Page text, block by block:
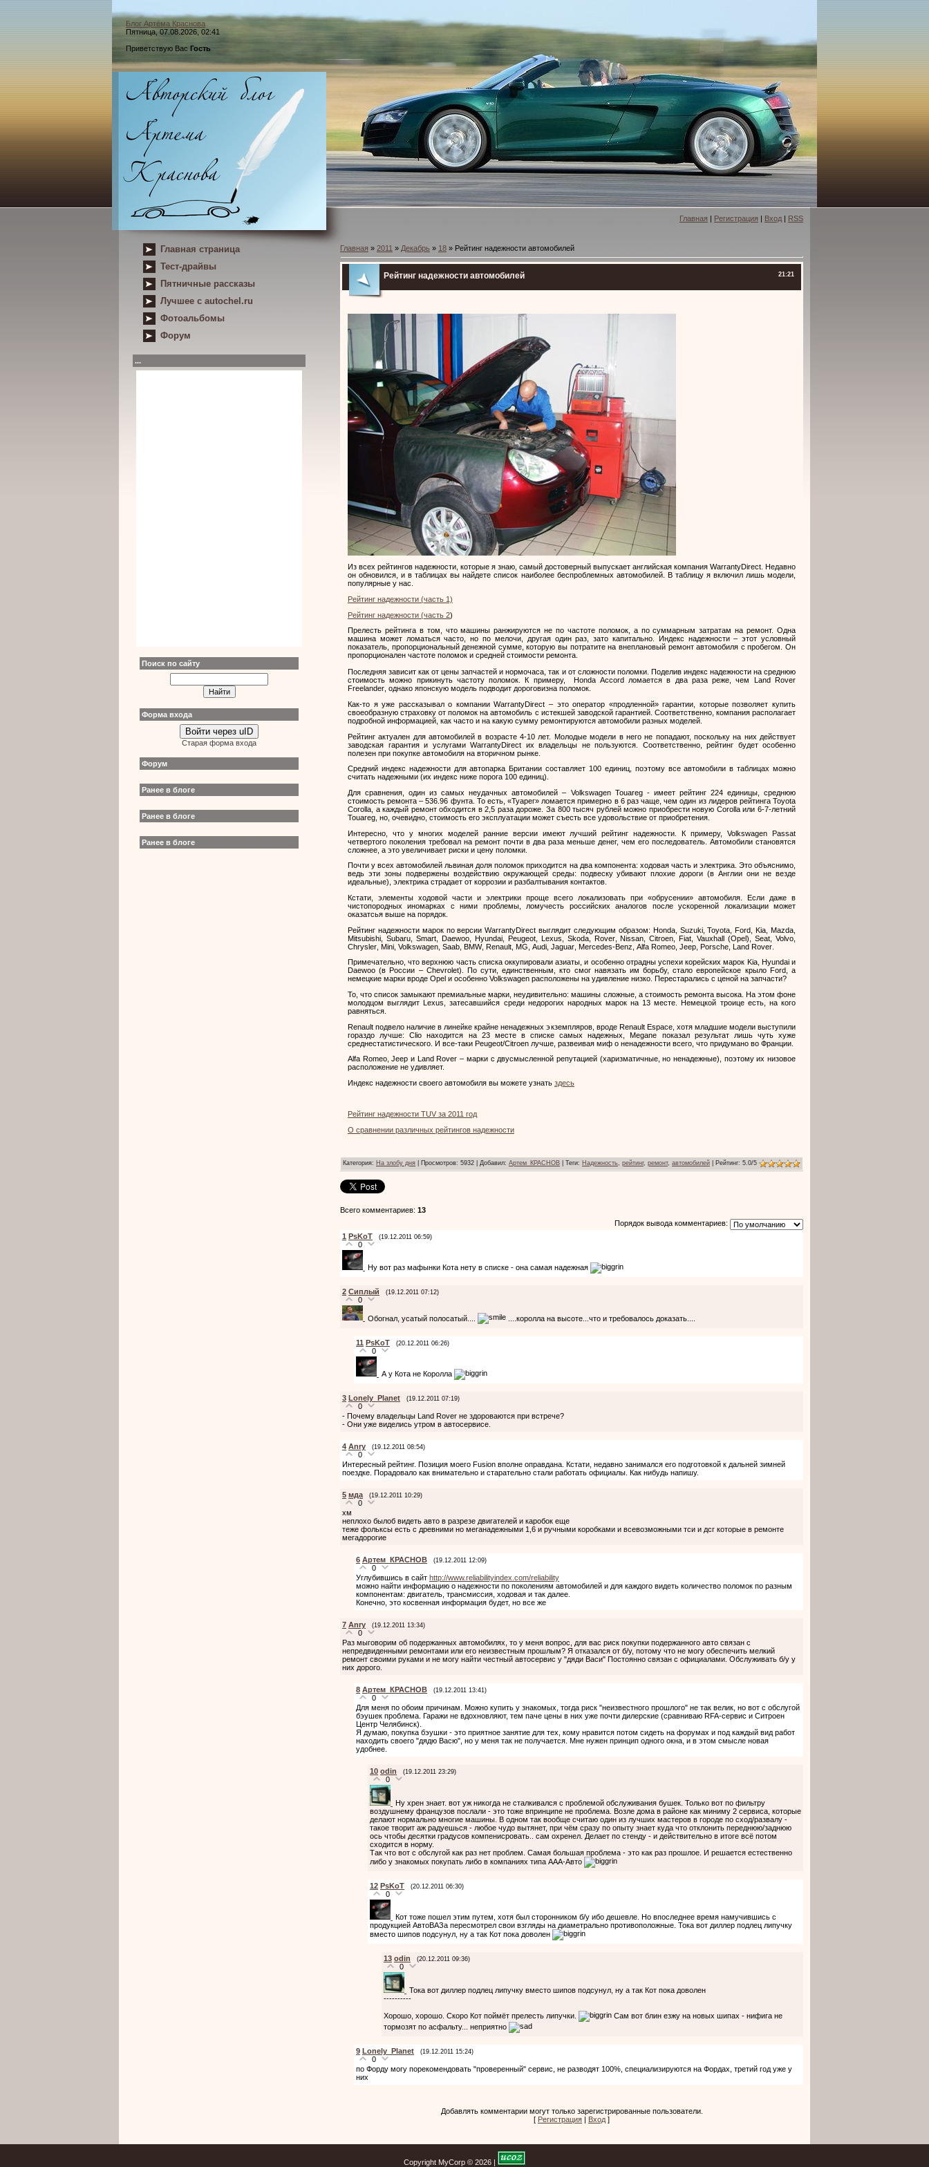
Блог Артёма Краснова
Пятница, 07.08.2026, 02:41
Приветствую Вас Гость
Главная | Регистрация | Вход | RSS
Главная страница
Тест-драйвы
Пятничные рассказы
Лучшее с autochel.ru
Фотоальбомы
Форум
...
Поиск по сайту
Форма входа
Войти через uID
Старая форма входа
Форум
Ранее в блоге
Ранее в блоге
Ранее в блоге
Главная » 2011 » Декабрь » 18 » Рейтинг надежности автомобилей
21:21
Рейтинг надежности автомобилей
Из всех рейтингов надежности, которые я знаю, самый достоверный выпускает английская компания WarrantyDirect . Недавно
он обновился, и в таблицах вы найдете список наиболее беспроблемных автомобилей. В таблицу я включил лишь модели,
популярные у нас.
Рейтинг надежности (часть 1)
Рейтинг надежности (часть 2)
Прелесть рейтинга в том, что машины ранжируются не по частоте поломок, а по суммарным затратам на ремонт. Одна
машина может ломаться часто, но по мелочи, другая один раз, зато капитально. Индекс надежности – этот условный
показатель, пропорциональный денежной сумме, которую вы потратите на внеплановый ремонт автомобиля с пробегом. Он
пропорционален частоте поломок и средней стоимости ремонта.
Последняя зависит как от цены запчастей и нормочаса, так и от сложности поломки. Поделив индекс надежности на среднюю
стоимость можно прикинуть частоту поломок. К примеру,
Honda Accord ломается в два раза реже, чем Land
Rover
Freelander , однако японскую модель подводит дороговизна поломок.
Как-то я уже рассказывал о компанииWarrantyDirect – это оператор «продленной» гарантии, которые позволяет купить
своеобразную страховку от поломок на автомобиль с истекшей заводской гарантией. Соответственно, компания располагает
подробной информацией, как часто и на какую сумму ремонтируются автомобили разных моделей.
Рейтинг актуален для автомобилей в возрасте 4-10 лет. Молодые модели в него не попадают, поскольку на них действует
заводская гарантия и услугами WarrantyDirect их владельцы не пользуются. Соответственно, рейтинг будет особенно
полезен при покупке автомобиля на вторичном рынке.
Средний индекс надежности для автопарка Британии составляет 100 единиц, поэтому все автомобили в таблицах можно
считать надежными (их индекс ниже порога 100 единиц).
Для сравнения, один из самых неудачных автомобилей – Volkswagen Touareg- имеет рейтинг 224 единицы, среднюю
стоимость ремонта – 536.96 фунта. То есть, «Туарег» ломается примерно в 6 раз чаще, чем один из лидеров рейтинга Toyota
Corolla , а каждый ремонт обходится в 2,5 раза дороже. За 800 тысяч рублей можно приобрести новую Corollaили 6-7-летний
Touareg , но, очевидно, стоимость его эксплуатации может съесть все удовольствие от приобретения.
Интересно, что у многих моделей ранние версии имеют лучший рейтинг надежности. К примеру,Volkswagen Passat
четвертого поколения требовал на ремонт почти в два раза меньше денег, чем его последователь. Автомобили становятся
сложнее, а это увеличивает риски и цену поломки.
Почти у всех автомобилей львиная доля поломок приходится на два компонента: ходовая часть и электрика. Это объяснимо,
ведь эти зоны подвержены воздействию окружающей среды: подвеску убивают плохие дороги (в Англии они не везде
идеальные), электрика страдает от коррозии и разбалтывания контактов.
Кстати, элементы ходовой части и электрики проще всего локализовать при «обрусении» автомобиля. Если даже в
чистопородных иномарках с ними проблемы, ломучесть российских аналогов после ускоренной локализации может
оказатсья выше на порядок.
Рейтинг надежности марок по версииWarrantyDirect выглядит следующим образом: Honda, Suzuki,Toyota ,Ford ,Kia ,Mazda
Mitsubishi
Subaru, Smart, Daewoo, Hyundai, Peugeot, Lexus Skoda, Rover,Nissan ,Citroen ,Fiat ,Vauxhall (Opel),Seat ,Volvo
Chrysler Mini Volkswagen Saab BMW, Renault MG Audi Jaguar Mercedes-Benz Alfa Romeo Jeep Porsche Land Rover
Примечательно, что верхнюю часть списка оккупировали азиаты, и особенно отрадны успехи корейских марок Kia, Hyundaiи
Daewoo (в России – Сhevrolet). По сути, единственным, кто смог навязать им борьбу, стало европейское крыло Ford, а
немецкие марки вроде Opel и особенно Volkswagen расположены на удивление низко. Перестарались с ценой на запчасти?
То, что список замыкают премиальные марки, неудивительно: машины сложные, а стоимость ремонта высока. На этом фоне
молодцом выглядитLexus
, затесавшийся среди недорогих народных марок на 13 месте. Немецкой троице есть, на кого
равняться.
Renault подвело наличие в линейке крайне ненадежных экземпляров, вроде Renault Espace, хотя младшие модели выступили
гораздо лучше:Clio находится на 23 месте в списке самых надежных,Megane показал результат лишь чуть хуже
среднестатистического. И все-таки Peugeot/Citroen лучше, развеивая миф о ненадежности всего, что придумано во Франции.
Alfa Romeo,Jeep и Land Rover – марки с двусмысленной репутацией (харизматичные, но ненадежные), поэтому их низовое
расположение не удивляет.
Индекс надежности своего автомобиля вы можете узнать здесь
Рейтинг надежности TUV за 2011 год
О сравнении различных рейтингов надежности
Категория: На злобу дня Просмотров: 5932 | Добавил: Артем_КРАСНОВ Теги: Надежность рейтинг, ремонт, автомобилей Рейтинг: 5.0/5
Всего комментариев: 13
Порядок вывода комментариев:
1 PsKoT (19.12.2011 06:59)
0
Ну вот раз мафынки Кота нету в списке - она самая надежная
2 Cиплый (19.12.2011 07:12)
0
Обогнал, усатый полосатый.... ....королла на высоте...что и требовалось доказать....
11 PsKoT (20.12.2011 06:26)
0
А у Кота не Королла
3 Lonely_Planet (19.12.2011 07:19)
0
- Почему владельцы Land Rover не здороваются при встрече?
- Они уже виделись утром в автосервисе.
4 Anry (19.12.2011 08:54)
0
Интересный рейтинг. Позиция моего Fusion вполне оправдана. Кстати, недавно занимался его подготовкой к дальней зимней
поездке. Порадовало как внимательно и старательно стали работать официалы. Как нибудь напишу.
5 мда (19.12.2011 10:29)
0
хм
неплохо былоб видеть авто в разрезе двигателей и каробок еще
теже фольксы есть с древними но меганадежными 1,6 и ручными коробками и всевозможными тси и дсг которые в ремонте
мегадорогие
6 Артем_КРАСНОВ (19.12.2011 12:09)
0
Углубившись в сайт http://www.reliabilityindex.com/reliability
можно найти информацию о надежности по поколениям автомобилей и для каждого видеть количество поломок по разным
компонентам: двигатель, трансмиссия, ходовая и так далее.
Конечно, это косвенная информация будет, но все же
7 Anry (19.12.2011 13:34)
0
Раз мыговорим об подержанных автомобилях, то у меня вопрос, для вас риск покупки подержанного авто связан с
непредвиденными ремонтами или его неизвестным прошлым? Я отказался от б/у, потому что не могу обеспечить мелкий
ремонт своими руками и не могу найти честный автосервис у "дяди Васи" Постоянно связан с официалами. Обслуживать б/у у
них дорого.
8 Артем_КРАСНОВ (19.12.2011 13:41)
0
Для меня по обоим причинам. Можно купить у знакомых, тогда риск "неизвестного прошлого" не так велик, но вот с обслугой
бэушек проблема. Гаражи не вдохновляют, тем паче цены в них уже почти дилерские (сравниваю RFA-сервис и Ситроен
Центр Челябинск).
Я думаю, покупка бэушки - это приятное занятие для тех, кому нравится потом сидеть на форумах и под каждый вид работ
находить своего "дядю Васю", но у меня так не получается. Мне нужен принцип одного окна, и в этом смысле новая
удобнее.
10 odin (19.12.2011 23:29)
0
Ну хрен знает. вот уж никогда не сталкивался с проблемой обслуживания бушек. Только вот по фильтру
воздушнему французов послали - это тоже впринципе не проблема. Возле дома в районе как миниму 2 сервиса, которые
делают нормально многие машины. В одном так вообще считаю один из лучших мастеров в городе по сход/развалу -
такое творит аж радуешься - любое чудо вытянет, при чём сразу по опыту знает куда что отклонить переднюю/заднюю
ось чтобы десятки градусов компенисровать.. сам охренел. Делает по стенду - и действительно в итоге всё потом
сходится в норму.
Так что вот с обслугой как раз нет проблем. Самая большая проблема - это как раз прошлое. И решается естественно
либо у знакомых покупать либо в компаниях типа ААА-Авто
12 PsKoT (20.12.2011 06:30)
0
Кот тоже пошел этим путем, хотя был сторонником б/у ибо дешевле. Но впоследнее время намучившись с
продукцией АвтоВАЗа пересмотрел свои взгляды на диаметрально противоположные. Тока вот диллер подлец липучку
вместо шипов подсунул, ну а так Кот пока доволен
13 odin (20.12.2011 09:36)
0
Тока вот диллер подлец липучку вместо шипов подсунул, ну а так Кот пока доволен
----------
Хорошо, хорошо. Скоро Кот поймёт прелесть липучки.
Сам вот блин езжу на новых шипах - нифига не
тормозят по асфальту... неприятно
9 Lonely_Planet (19.12.2011 15:24)
0
по Форду могу порекомендовать "проверенный" сервис, не разводят 100%, специализируются на Фордах, третий год уже у
них
Добавлять комментарии могут только зарегистрированные пользователи.
[ Регистрация | Вход ]
Copyright MyCorp © 2026 |